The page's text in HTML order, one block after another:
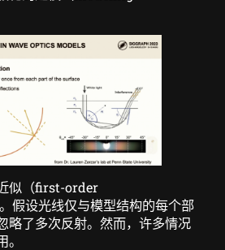
似（first-order
设光线仅与模型结构的每个部
略了多次反射。然而，许多情况